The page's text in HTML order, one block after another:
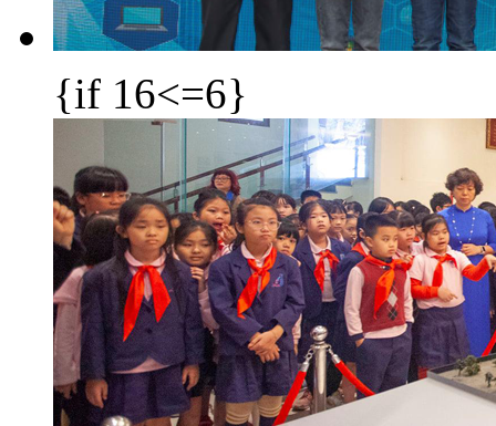
{if 16<=6}